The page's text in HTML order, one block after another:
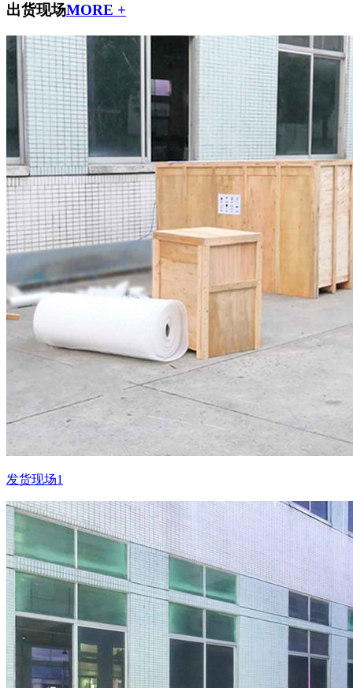
出货现场MORE +
发货现场1